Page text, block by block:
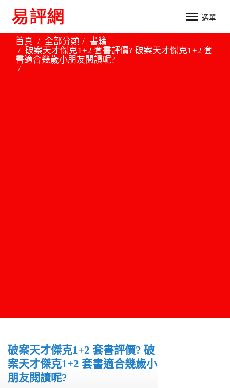
選單
首頁 全部分類
書籍
破案天才傑克1+2 套書評價? 破案天才傑克1+2 套
書適合幾歲小朋友閱讀呢?
破案天才傑克1+2 套書評價? 破
案天才傑克1+2 套書適合幾歲小
朋友閱讀呢?